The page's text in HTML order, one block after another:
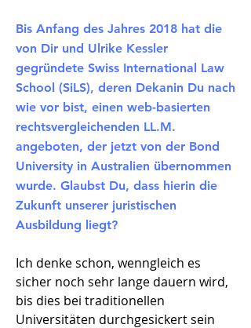
Bis Anfang des Jahres 2018 hat die
von Dir und Ulrike Kessler
gegründete Swiss International Law
School (SiLS), deren Dekanin Du nach
wie vor bist, einen web-basierten
rechtsvergleichenden LL.M.
angeboten, der jetzt von der Bond
University in Australien übernommen
wurde. Glaubst Du, dass hierin die
Zukunft unserer juristischen
Ausbildung liegt?
Ich denke schon, wenngleich es
sicher noch sehr lange dauern wird,
bis dies bei traditionellen
Universitäten durchgesickert sein